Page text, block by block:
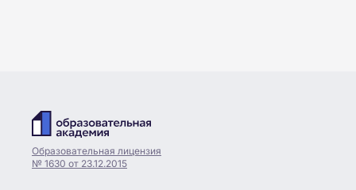
Образовательная лицензия
№ 1630 от 23.12.2015